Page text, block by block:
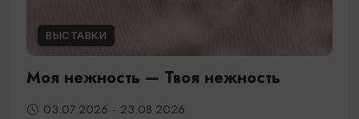
ВЫСТАВКИ
Моя нежность — Твоя нежность
03.07.2026 - 23.08.2026